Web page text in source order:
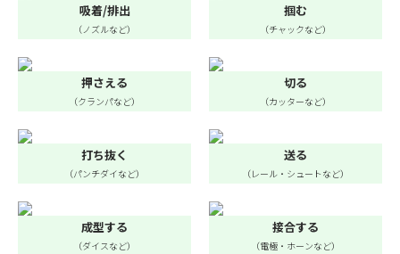
吸着/排出
（ノズルなど）
掴む
（チャックなど）
押さえる
（クランパなど）
切る
（カッターなど）
打ち抜く
（パンチダイなど）
送る
（レール・シュートなど）
成型する
（ダイスなど）
接合する
（電極・ホーンなど）